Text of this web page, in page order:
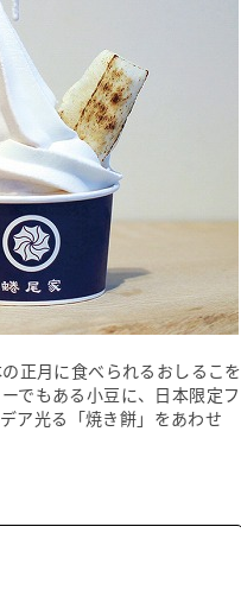
正月に食べられるおしるこを
でもある小豆に、日本限定フ
ア光る「焼き餅」をあわせ